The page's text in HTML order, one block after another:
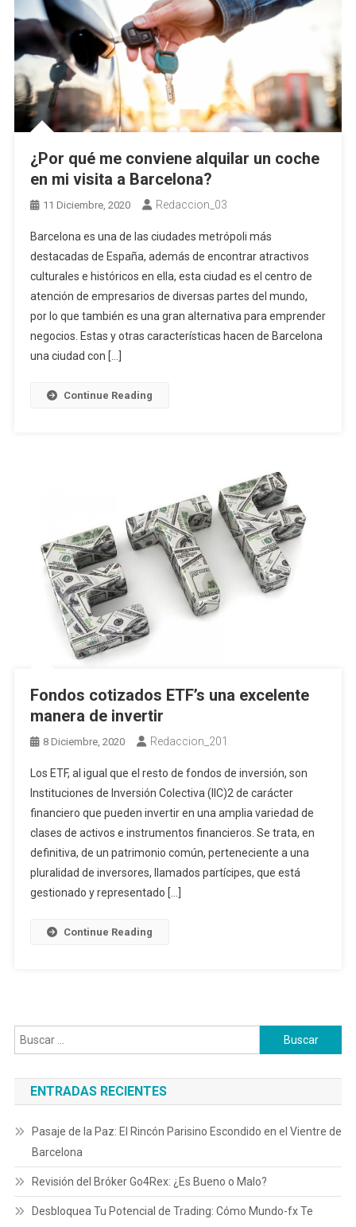
¿Por qué me conviene alquilar un coche
en mi visita a Barcelona?
11 Diciembre, 2020 Redaccion_03
Barcelona es una de las ciudades metrópoli más
destacadas de España, además de encontrar atractivos
culturales e históricos en ella, esta ciudad es el centro de
atención de empresarios de diversas partes del mundo,
por lo que también es una gran alternativa para emprender
negocios. Estas y otras características hacen de Barcelona
una ciudad con […]
Continue Reading
Fondos cotizados ETF’s una excelente
manera de invertir
8 Diciembre, 2020 Redaccion_201
Los ETF, al igual que el resto de fondos de inversión, son
Instituciones de Inversión Colectiva (IIC)2 de carácter
financiero que pueden invertir en una amplia variedad de
clases de activos e instrumentos financieros. Se trata, en
definitiva, de un patrimonio común, perteneciente a una
pluralidad de inversores, llamados partícipes, que está
gestionado y representado […]
Continue Reading
Buscar:
ENTRADAS RECIENTES
Pasaje de la Paz: El Rincón Parisino Escondido en el Vientre de
Barcelona
Revisión del Bróker Go4Rex: ¿Es Bueno o Malo?
Desbloquea Tu Potencial de Trading: Cómo Mundo-fx Te